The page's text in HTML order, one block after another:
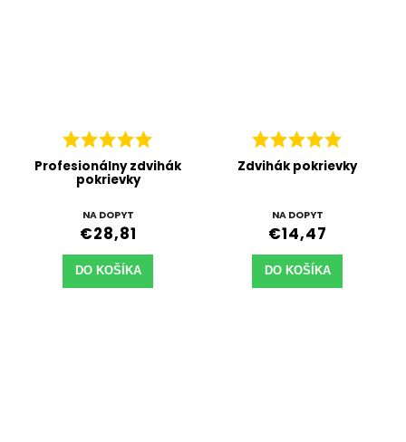
Profesionálny zdvihák
pokrievky
NA DOPYT
€28,81
DO KOŠÍKA
Zdvihák pokrievky
NA DOPYT
€14,47
DO KOŠÍKA